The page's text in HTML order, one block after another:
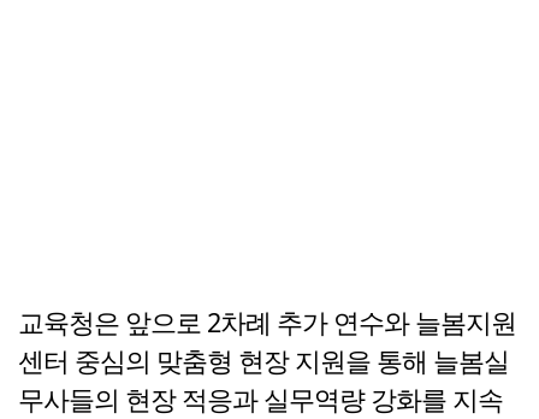
교육청은 앞으로 2차례 추가 연수와 늘봄지원
센터 중심의 맞춤형 현장 지원을 통해 늘봄실
무사들의 현장 적응과 실무역량 강화를 지속